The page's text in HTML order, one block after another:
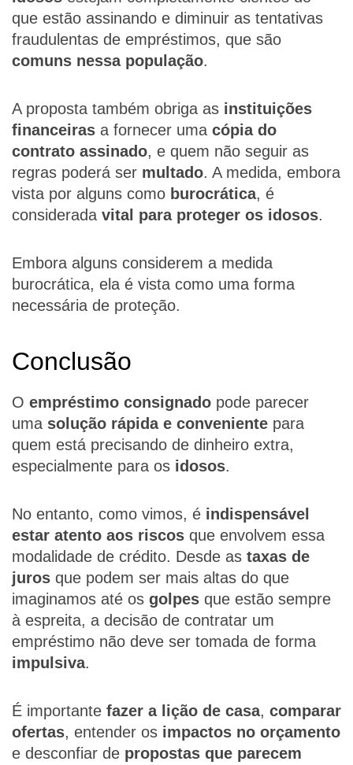
que estão assinando e diminuir as tentativas
fraudulentas de empréstimos, que são
comuns nessa população.
A proposta também obriga as instituições
financeiras a fornecer uma cópia do
contrato assinado, e quem não seguir as
regras poderá ser multado. A medida, embora
vista por alguns como burocrática, é
considerada vital para proteger os idosos.
Embora alguns considerem a medida
burocrática, ela é vista como uma forma
necessária de proteção.
Conclusão
O empréstimo consignado pode parecer
uma solução rápida e conveniente para
quem está precisando de dinheiro extra,
especialmente para os idosos.
No entanto, como vimos, é indispensável
estar atento aos riscos que envolvem essa
modalidade de crédito. Desde as taxas de
juros que podem ser mais altas do que
imaginamos até os golpes que estão sempre
à espreita, a decisão de contratar um
empréstimo não deve ser tomada de forma
impulsiva.
É importante fazer a lição de casa, comparar
ofertas, entender os impactos no orçamento
e desconfiar de propostas que parecem